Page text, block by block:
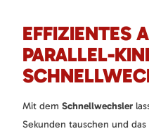
EFFIZIENTES
PARALLEL-
Mit dem Schnellwechsler
Sekunden tauschen und